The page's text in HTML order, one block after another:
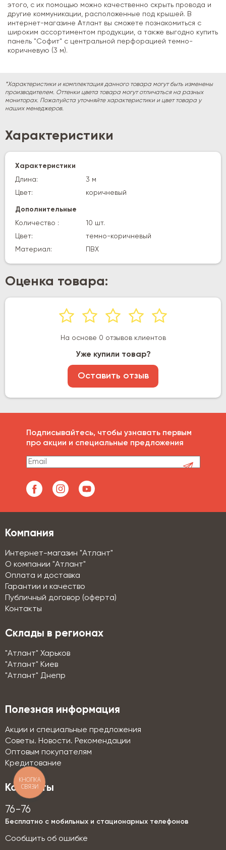
этого, с их помощью можно качественно скрыть провода и
другие коммуникации, расположенные под крышей. В
интернет-магазине Атлант вы сможете познакомиться с
широким ассортиментом продукции, а также выгодно купить
панель "Софит" с центральной перфорацией темно-
коричневую (3 м).
*Характеристики и комплектация данного товара могут быть изменены
производителем. Оттенки цвета товара могут отличаться на разных
мониторах. Пожалуйста уточняйте характеристики и цвет товара у
наших менеджеров.
Характеристики
Характеристики
Длина:
3 м
Цвет:
коричневый
Дополнительные
Количество :
10 шт.
Цвет:
темно-коричневый
Материал:
ПВХ
Оценка товара:
На основе 0 отзывов клиентов
Уже купили товар?
Оставить отзыв
Подписывайтесь, чтобы узнавать первым
про акции и специальные предложения
Компания
Интернет-магазин "Атлант"
О компании "Атлант"
Оплата и доставка
Гарантии и качество
Публичный договор (оферта)
Контакты
Склады в регионах
"Атлант" Харьков
"Атлант" Киев
"Атлант" Днепр
Полезная информация
Акции и специальные предложения
Советы. Новости. Рекомендации
Оптовым покупателям
Кредитование
Контакты
76-76
Бесплатно с мобильных и стационарных телефонов
Сообщить об ошибке
КНОПКА
СВЯЗИ